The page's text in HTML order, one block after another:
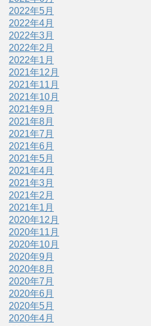
2022年5月
2022年4月
2022年3月
2022年2月
2022年1月
2021年12月
2021年11月
2021年10月
2021年9月
2021年8月
2021年7月
2021年6月
2021年5月
2021年4月
2021年3月
2021年2月
2021年1月
2020年12月
2020年11月
2020年10月
2020年9月
2020年8月
2020年7月
2020年6月
2020年5月
2020年4月